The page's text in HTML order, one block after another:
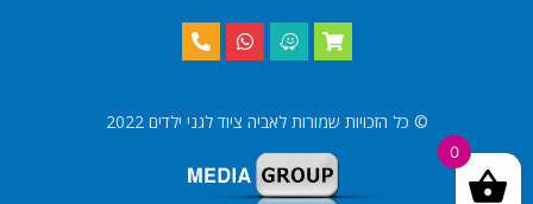
© כל הזכויות שמורות לאביה ציוד לגני ילדים 2022
0